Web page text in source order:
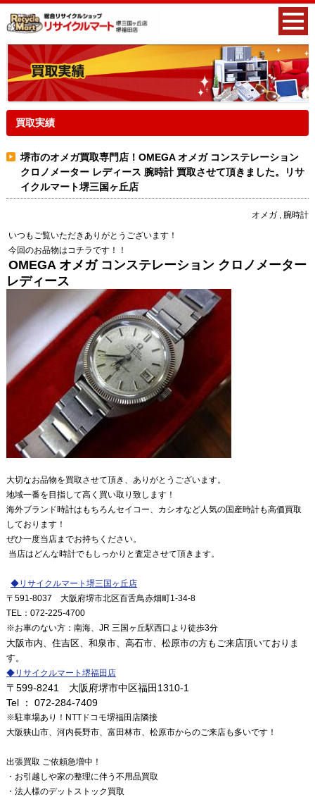
買取実績
堺市のオメガ買取専門店！OMEGA オメガ コンステレーション
クロノメーター レディース 腕時計 買取させて頂きました。リサ
イクルマート堺三国ヶ丘店
オメガ , 腕時計
いつもご覧いただきありがとうございます！
今回のお品物はコチラです！！
OMEGA オメガ コンステレーション クロノメーター
レディース
大切なお品物を買取させて頂き、ありがとうございます。
地域一番を目指して高く買い取り致します！
海外ブランド時計はもちろんセイコー、カシオなど人気の国産時計も高価買取
しております！
ぜひ一度当店までお持ちください。
当店はどんな時計でもしっかりと査定させて頂きます。
◆リサイクルマート堺三国ヶ丘店
〒591 -8037 大阪府堺市北区百舌鳥赤畑町1-34-8
TEL
：072-225-4700
※お車のない方：南海、JR 三国ヶ丘駅西口より徒歩3分
大阪市内、住吉区、和泉市、高石市、松原市の方もご来店頂いておりま
す。
◆リサイクルマート堺福田店
〒599-8241 大阪府堺市中区福田1310-1
Tel ： 072-284-7409
※駐車場あり！NTTドコモ堺福田店隣接
大阪狭山市、河内長野市、富田林市、松原市からのご来店も多いです！
出張買取 ご依頼急増中！
・お引越しや家の整理に伴う不用品買取
・法人様のデットストック買取